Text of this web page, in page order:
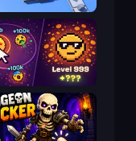
Conveyor Idle
Dominate All Shapes